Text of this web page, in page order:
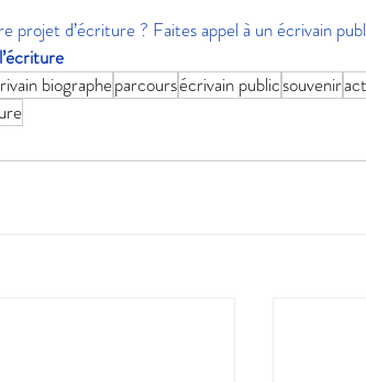
projet d’écriture ? Faites appel à un écrivain
biographeparcoursécrivain publicsouvenir